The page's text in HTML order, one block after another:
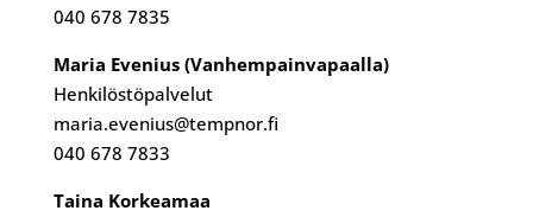
040 678 7835
Maria Evenius (Vanhempainvapaalla)
Henkilöstöpalvelut
maria.evenius@tempnor.fi
040 678 7833
Taina Korkeamaa